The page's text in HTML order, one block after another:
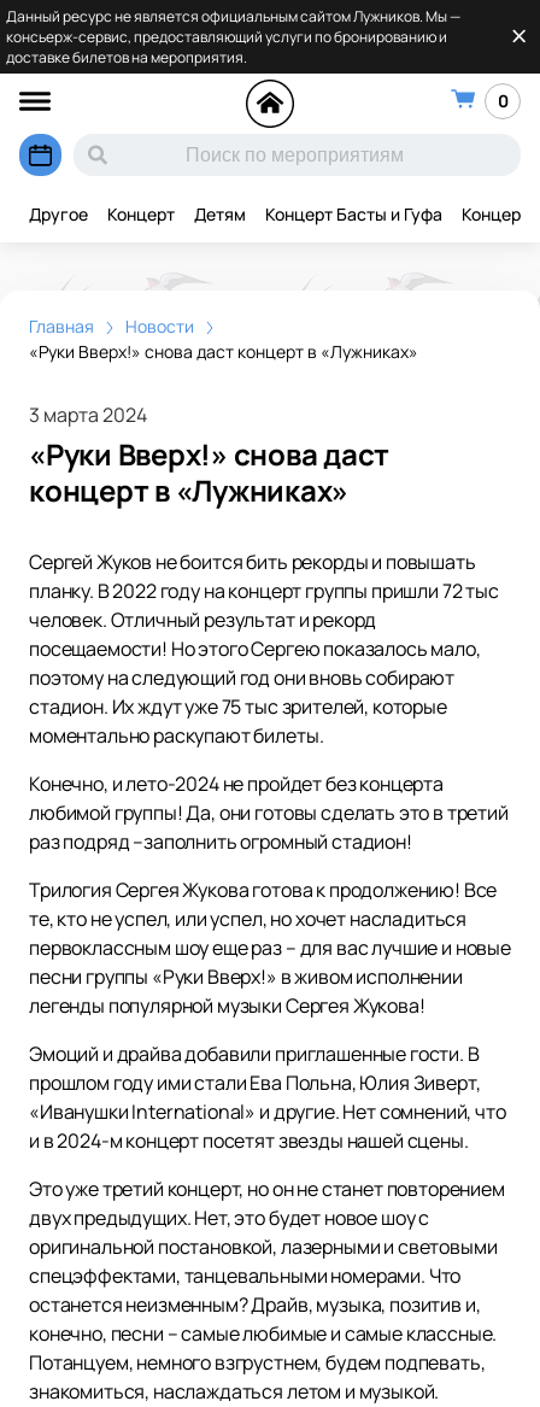
Данный ресурс не является официальным сайтом Лужников. Мы —
консьерж-сервис, предоставляющий услуги по бронированию и
доставке билетов на мероприятия.
0
Другое Концерт Детям Концерт Басты и Гуфа Концерт
Главная
Новости
«Руки Вверх!» снова даст концерт в «Лужниках»
3 марта 2024
«Руки Вверх!» снова даст
концерт в «Лужниках»
Сергей Жуков не боится бить рекорды и повышать
планку. В 2022 году на концерт группы пришли 72 тыс
человек. Отличный результат и рекорд
посещаемости! Но этого Сергею показалось мало,
поэтому на следующий год они вновь собирают
стадион. Их ждут уже 75 тыс зрителей, которые
моментально раскупают билеты.
Конечно, и лето-2024 не пройдет без концерта
любимой группы! Да, они готовы сделать это в третий
раз подряд –заполнить огромный стадион!
Трилогия Сергея Жукова готова к продолжению! Все
те, кто не успел, или успел, но хочет насладиться
первоклассным шоу еще раз – для вас лучшие и новые
песни группы «Руки Вверх!» в живом исполнении
легенды популярной музыки Сергея Жукова!
Эмоций и драйва добавили приглашенные гости. В
прошлом году ими стали Ева Польна, Юлия Зиверт,
«Иванушки International» и другие. Нет сомнений, что
и в 2024-м концерт посетят звезды нашей сцены.
Это уже третий концерт, но он не станет повторением
двух предыдущих. Нет, это будет новое шоу с
оригинальной постановкой, лазерными и световыми
спецэффектами, танцевальными номерами. Что
останется неизменным? Драйв, музыка, позитив и,
конечно, песни – самые любимые и самые классные.
Потанцуем, немного взгрустнем, будем подпевать,
знакомиться, наслаждаться летом и музыкой.